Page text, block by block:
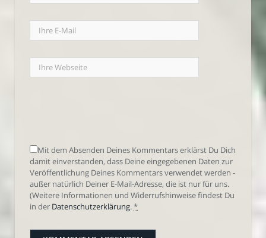
Mit dem Absenden Deines Kommentars erklärst Du Dich
damit einverstanden, dass Deine eingegebenen Daten zur
Veröffentlichung Deines Kommentars verwendet werden -
außer natürlich Deiner E-Mail-Adresse, die ist nur für uns.
(Weitere Informationen und Widerrufshinweise findest Du
in der Datenschutzerklärung.*